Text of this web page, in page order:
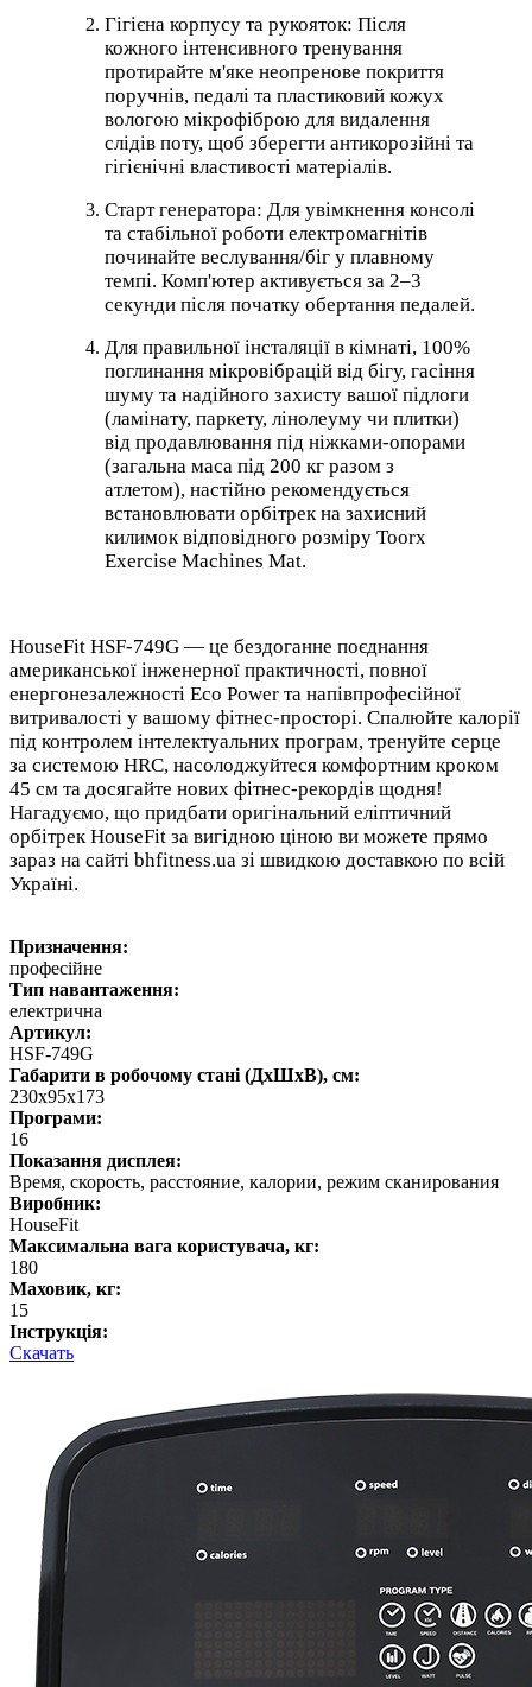
Гігієна корпусу та рукояток: Після
кожного інтенсивного тренування
протирайте м'яке неопренове покриття
поручнів, педалі та пластиковий кожух
вологою мікрофіброю для видалення
слідів поту, щоб зберегти антикорозійні та
гігієнічні властивості матеріалів.
Старт генератора: Для увімкнення консолі
та стабільної роботи електромагнітів
починайте веслування/біг у плавному
темпі. Комп'ютер активується за 2–3
секунди після початку обертання педалей.
Для правильної інсталяції в кімнаті, 100%
поглинання мікровібрацій від бігу, гасіння
шуму та надійного захисту вашої підлоги
(ламінату, паркету, лінолеуму чи плитки)
від продавлювання під ніжками-опорами
(загальна маса під 200 кг разом з
атлетом), настійно рекомендується
встановлювати орбітрек на захисний
килимок відповідного розміру Toorx
Exercise Machines Mat.
HouseFit HSF-749G — це бездоганне поєднання
американської інженерної практичності, повної
енергонезалежності Eco Power та напівпрофесійної
витривалості у вашому фітнес-просторі. Спалюйте калорії
під контролем інтелектуальних програм, тренуйте серце
за системою HRC, насолоджуйтеся комфортним кроком
45 см та досягайте нових фітнес-рекордів щодня!
Нагадуємо, що придбати оригінальний еліптичний
орбітрек HouseFit за вигідною ціною ви можете прямо
зараз на сайті bhfitness.ua зі швидкою доставкою по всій
Україні.
Призначення:
професійне
Тип навантаження:
електрична
Артикул:
HSF-749G
Габарити в робочому стані (ДхШхВ), см:
230х95х173
Програми:
16
Показання дисплея:
Время, скорость, расстояние, калории, режим сканирования
Виробник:
HouseFit
Максимальна вага користувача, кг:
180
Маховик, кг:
15
Інструкція:
Скачать